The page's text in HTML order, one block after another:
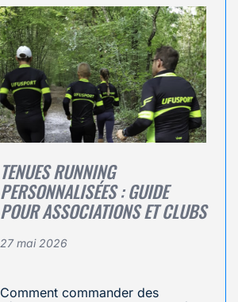
TENUES RUNNING
PERSONNALISÉES : GUIDE
POUR ASSOCIATIONS ET CLUBS
27 mai 2026
Comment commander des